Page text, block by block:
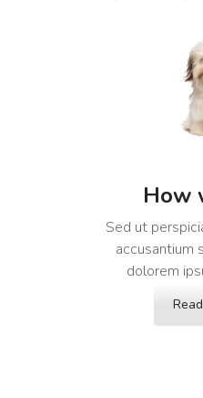
How
Sed ut
accusantium
dolorem